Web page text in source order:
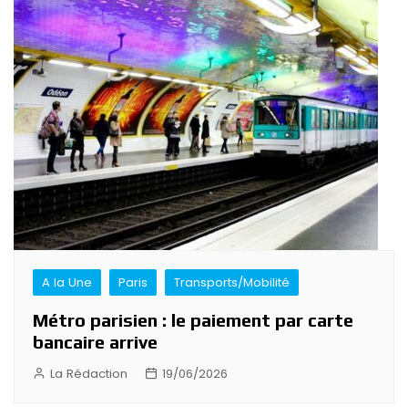
A la Une Paris Transports/Mobilité
Métro parisien : le paiement par carte
bancaire arrive
La Rédaction 19/06/2026